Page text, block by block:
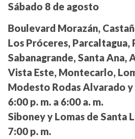
Sábado 8 de agosto
Boulevard Morazán,
Los Próceres, Parcaltagua,
Sabanagrande, Santa Ana,
Vista Este, Montecarlo,
Modesto Rodas Alvarado
6:00 p. m. a 6:00 a. m.
Siboney y Lomas de Santa
7:00 p. m.